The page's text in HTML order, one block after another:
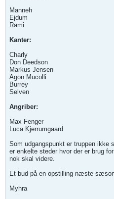
Manneh
Ejdum
Rami
Kanter:
Charly
Don Deedson
Markus Jensen
Agon Mucolli
Burrey
Selven
Angriber:
Max Fenger
Luca Kjerrumgaard
Som udgangspunkt er truppen ikke
er enkelte steder hvor der er brug
nok skal videre.
Et bud på en opstilling næste
Myhra